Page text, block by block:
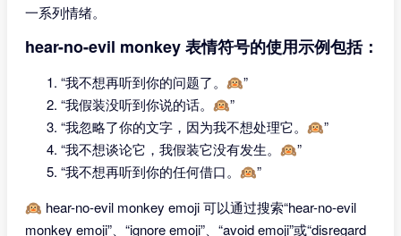
一系列情绪。
hear-no-evil monkey 表情符号的使用示例包括：
“我不想再听到你的问题了。🙉”
“我假装没听到你说的话。🙉”
“我忽略了你的文字，因为我不想处理它。🙉”
“我不想谈论它，我假装它没有发生。🙉”
“我不想再听到你的任何借口。🙉”
🙉 hear-no-evil monkey emoji 可以通过搜索“hear-no-evil
monkey emoji”、“ignore emoji”、“avoid emoji”或“disregard